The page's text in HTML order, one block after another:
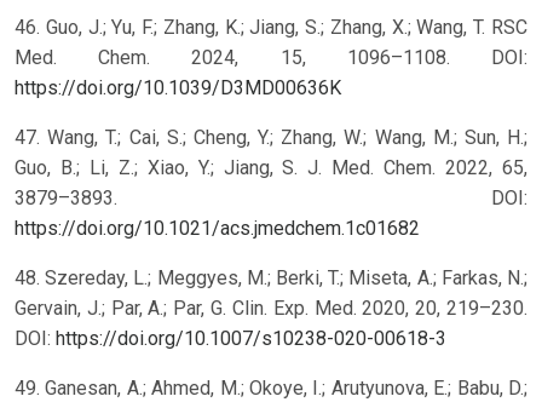
46. Guo, J.; Yu, F.; Zhang, K.; Jiang, S.; Zhang, X.; Wang, T. RSC
Med. Chem. 2024, 15, 1096–1108. DOI:
https://doi.org/10.1039/D3MD00636K
47. Wang, T.; Cai, S.; Cheng, Y.; Zhang, W.; Wang, M.; Sun, H.;
Guo, B.; Li, Z.; Xiao, Y.; Jiang, S. J. Med. Chem. 2022, 65,
3879–3893. DOI:
https://doi.org/10.1021/acs.jmedchem.1c01682
48. Szereday, L.; Meggyes, M.; Berki, T.; Miseta, A.; Farkas, N.;
Gervain, J.; Par, A.; Par, G. Clin. Exp. Med. 2020, 20, 219–230.
DOI: https://doi.org/10.1007/s10238-020-00618-3
49. Ganesan, A.; Ahmed, M.; Okoye, I.; Arutyunova, E.; Babu, D.;